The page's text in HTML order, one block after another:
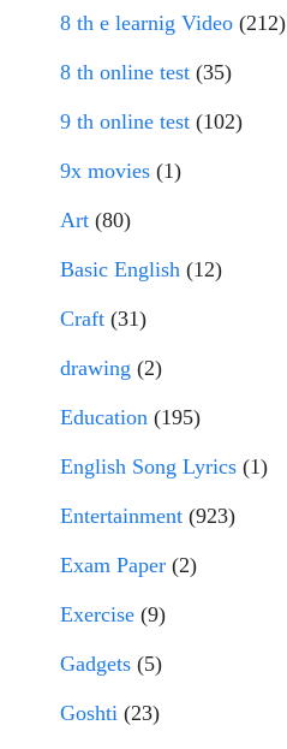
8 th e learnig Video (212)
8 th online test (35)
9 th online test (102)
9x movies (1)
Art (80)
Basic English (12)
Craft (31)
drawing (2)
Education (195)
English Song Lyrics (1)
Entertainment (923)
Exam Paper (2)
Exercise (9)
Gadgets (5)
Goshti (23)